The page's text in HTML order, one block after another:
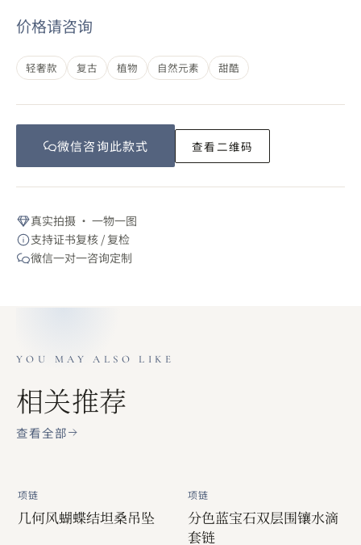
价格请咨询
轻奢款 复古 植物 自然元素 甜酷
微信咨询此款式 查看二维码
真实拍摄 · 一物一图
支持证书复核 / 复检
微信一对一咨询定制
YOU MAY ALSO LIKE
相关推荐
查看全部
项链
几何风蝴蝶结坦桑吊坠
项链
分色蓝宝石双层围镶水滴
套链